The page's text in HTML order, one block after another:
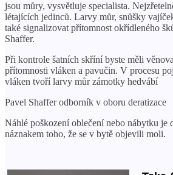
jsou můry, vysvětluje specialista.
létajících jedinců. Larvy můr, snůšky
také signalizovat přítomnost okřídleného
Shaffer.
Při kontrole šatních skříní byste měli
přítomnosti vláken a pavučin. V procesu
vláken tvoří larvy můr zámotky hedvábí
Pavel Shaffer odborník v oboru deratizace
Náhlé poškození oblečení nebo nábytku je
náznakem toho, že se v bytě objevili moli.